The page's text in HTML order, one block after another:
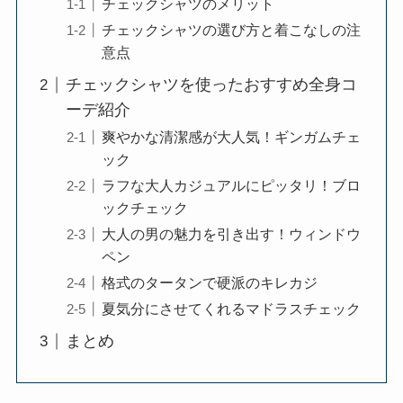
チェックシャツのメリット
チェックシャツの選び方と着こなしの注
意点
チェックシャツを使ったおすすめ全身コ
ーデ紹介
爽やかな清潔感が大人気！ギンガムチェ
ック
ラフな大人カジュアルにピッタリ！ブロ
ックチェック
大人の男の魅力を引き出す！ウィンドウ
ペン
格式のタータンで硬派のキレカジ
夏気分にさせてくれるマドラスチェック
まとめ